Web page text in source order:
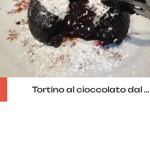
Tortino al cioccolato dal ...